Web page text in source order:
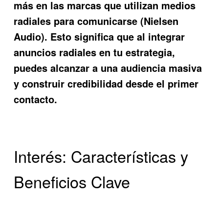
más en las marcas que utilizan medios
radiales para comunicarse (Nielsen
Audio). Esto significa que al integrar
anuncios radiales en tu estrategia,
puedes alcanzar a una audiencia masiva
y construir credibilidad desde el primer
contacto.
Interés: Características y
Beneficios Clave